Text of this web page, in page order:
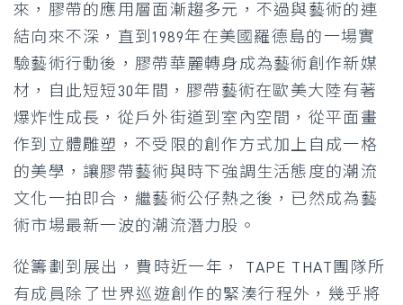
來，膠帶的應用層面漸趨多元，不過與藝術的連
結向來不深，直到1989年在美國羅德島的一場實
驗藝術行動後，膠帶華麗轉身成為藝術創作新媒
材，自此短短30年間，膠帶藝術在歐美大陸有著
爆炸性成長，從戶外街道到室內空間，從平面畫
作到立體雕塑，不受限的創作方式加上自成一格
的美學，讓膠帶藝術與時下強調生活態度的潮流
文化一拍即合，繼藝術公仔熱之後，已然成為藝
術市場最新一波的潮流潛力股。
從籌劃到展出，費時近一年， TAPE THAT團隊所
有成員除了世界巡遊創作的緊湊行程外，幾乎將